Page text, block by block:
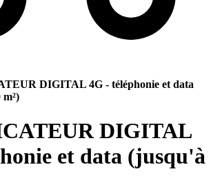
DIGITAL 4G - téléphonie et data
DIGITAL
et data (jusqu'à